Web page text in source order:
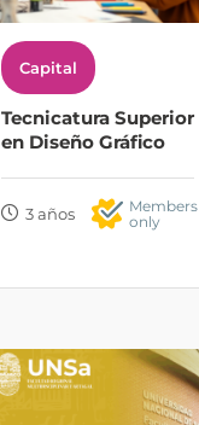
Capital
Tecnicatura Superior
en Diseño Gráfico
3 años
Members
only